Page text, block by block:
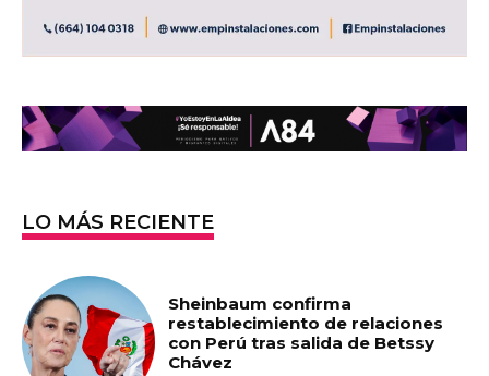
LO MÁS RECIENTE
Sheinbaum confirma
restablecimiento de relaciones
con Perú tras salida de Betssy
Chávez